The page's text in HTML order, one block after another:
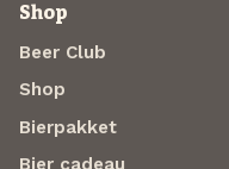
Shop
Beer Club
Shop
Bierpakket
Bier cadeau